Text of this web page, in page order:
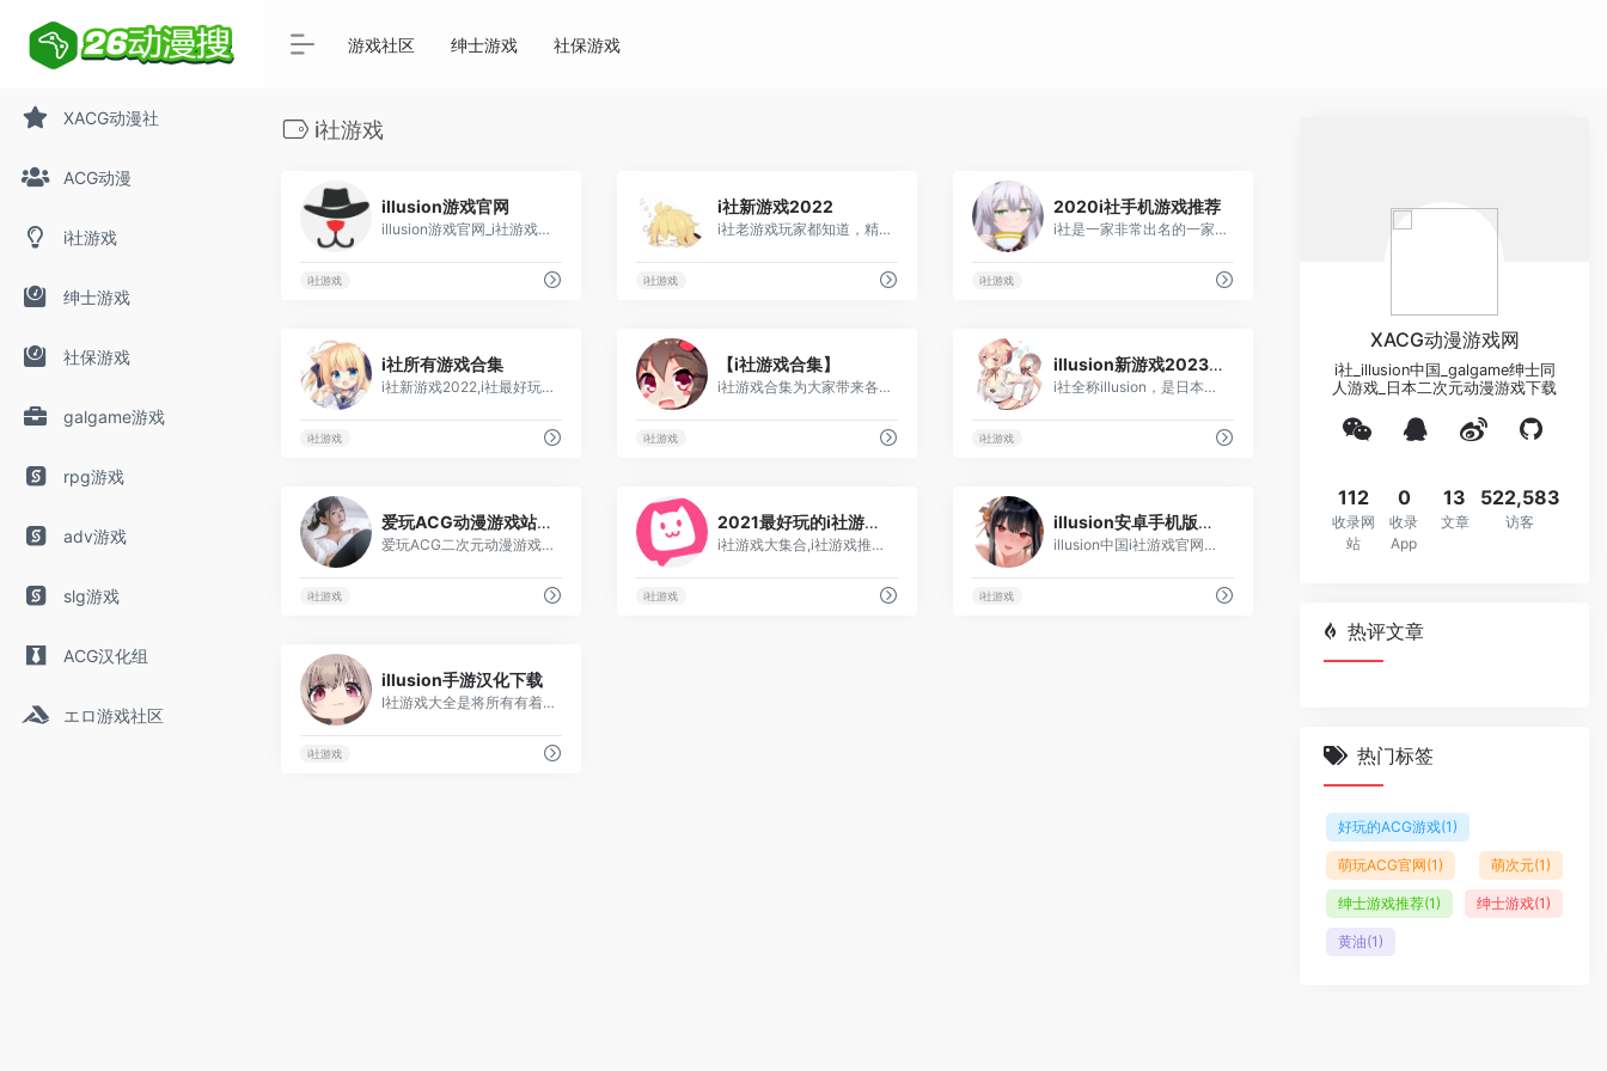
XACG动漫社
ACG动漫
i社游戏
绅士游戏
社保游戏
galgame游戏
rpg游戏
adv游戏
slg游戏
ACG汉化组
エロ游戏社区
游戏社区 绅士游戏 社保游戏
i社游戏
illusion游戏官网
illusion游戏官网_i社游戏官网-illusion官网_i社2023新作游戏
i社游戏
i社新游戏2022
i社老游戏玩家都知道，精品游戏公司，日本知名游戏工作室，每一部作品都非常吸引玩家，2022年也出了不少经典的少女养成游戏，玩法还是一样的精彩，喜欢的玩家一起来下载吧！
i社游戏
2020i社手机游戏推荐
i社是一家非常出名的一家游戏制作公司，他们发布的游戏都非常的大热且也获得了大量的用户群体，在画面制作方面非常的精美且代入感极强，再加上引人入胜的剧情时游戏变得更加的好玩，今天为小伙伴们整理了一下i社推出的几大热门作品！
i社游戏
i社所有游戏合集
i社新游戏2022,i社最好玩的游戏,i社所有游戏合集
i社游戏
【i社游戏合集】
i社游戏合集为大家带来各种好玩的i社题材游戏合集
i社游戏
illusion新游戏2023预告
i社全称illusion，是日本的一家3D游戏制作公司。i社是日本3DHGAME界的元老级公司，在这个领域一直引领技术的潮流。
i社游戏
爱玩ACG动漫游戏站--illusion官网
爱玩ACG二次元动漫游戏搬运论坛,爱玩ACG动漫游戏站,illusion官网,琉璃神社,i社汉化游戏合集,ACG动漫游戏社区.
i社游戏
2021最好玩的i社游戏排行榜
i社游戏大集合,i社游戏推荐,2021最好玩的i社游戏排行榜
i社游戏
illusion安卓手机版游戏
illusion中国i社游戏官网版是一款游戏资源十分丰富的社区软件。这里有超多的ACG游戏，大家可以自由的在这里挑选和下载。大家可以自由前往不同的分类，来寻找自己最爱的资源内容，很多的游戏资源都是免费提供给大家的。市面上几乎所有的绅士游戏都可以在这里找到，感兴趣的玩家快来下载吧。
i社游戏
illusion手游汉化下载
I社游戏大全是将所有有着I社的单机版本的游戏进行整合了的游戏专区,在这个专区里玩家将可以找到各种好玩的I社游戏,这里有着最全的I社单机游戏.
i社游戏
XACG动漫游戏网
i社_illusion中国_galgame绅士同
人游戏_日本二次元动漫游戏下载
112
收录网
站
0
收录
App
13
文章
522,583
访客
热评文章
热门标签
好玩的ACG游戏(1)
萌玩ACG官网(1) 萌次元(1)
绅士游戏推荐(1) 绅士游戏(1)
黄油(1)